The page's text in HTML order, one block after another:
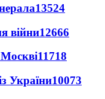
13524
війни12666
11718
України10073